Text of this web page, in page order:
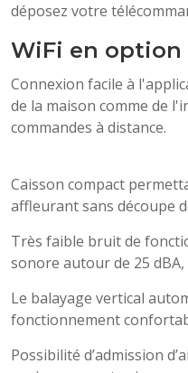
déposez votre
WiFi en option
Connexion facile à
de la maison comme de
commandes à distance.
Caisson compact
affleurant sans découpe
Très faible bruit de
sonore autour de 25 dBA,
Le balayage vertical
fonctionnement
Possibilité d’admission